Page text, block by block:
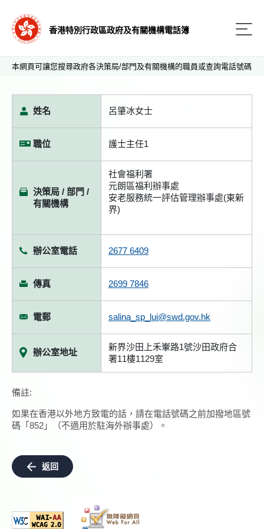
香港特別行政區政府及有關機構電話簿
本網頁可讓您搜尋政府各決策局/部門及有關機構的職員或查詢電話號碼
姓名 呂肇冰女士
職位 護士主任1
決策局 / 部門 /
有關機構
社會福利署
元朗區福利辦事處
安老服務統一評估管理辦事處(東新
界)
辦公室電話 2677 6409
傳真 2699 7846
電郵 salina_sp_lui@swd.gov.hk
辦公室地址
新界沙田上禾輋路1號沙田政府合
署11樓1129室
備註:
如果在香港以外地方致電的話，請在電話號碼之前加撥地區號
碼「852」（不適用於駐海外辦事處）。
返回